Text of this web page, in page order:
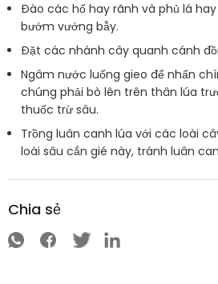
Đào các hố hay rãnh và phủ lá
bướm vướng bẫy.
Đặt các nhánh cây quanh cánh
Ngâm nước luống gieo để nhấn
chúng phải bò lên trên thân lúa
thuốc trừ sâu.
Trồng luân canh lúa với các loài
loài sâu cắn gié này, tránh luân
Chia sẻ